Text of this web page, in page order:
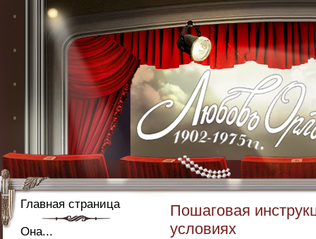
Главная страница
Она...
Пошаговая
условиях